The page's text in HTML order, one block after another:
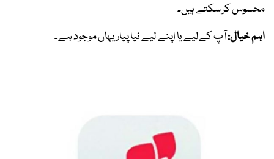
محسوس کر سکتے ہیں۔
اہم خیال:آپ کےلیے یا اپنے لیے نیا پیار یہاں موجود ہے۔